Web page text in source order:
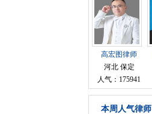
高宏图律师
河北 保定
人气：175941
本周人气律师